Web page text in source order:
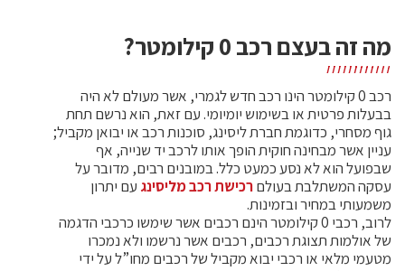
מה זה בעצם רכב 0 קילומטר?
רכב 0 קילומטר הינו רכב חדש לגמרי, אשר מעולם לא היה
בבעלות פרטית או בשימוש יומיומי. עם זאת, הוא נרשם תחת
גוף מסחרי, כדוגמת חברת ליסינג, סוכנות רכב או יבואן מקביל;
עניין אשר מבחינה חוקית הופך אותו לרכב יד שנייה, אף
שבפועל הוא לא נסע כמעט כלל. במובנים רבים, מדובר על
עסקה המשתלבת בעולםרכישת רכב מליסינג עם יתרון
משמעותי במחיר ובזמינות.
לרוב, רכבי 0 קילומטר הינם רכבים אשר שימשו כרכבי הדגמה
של אולמות תצוגת רכבים, רכבים אשר נרשמו ולא נמכרו
מטעמי מלאי או רכבי יבוא מקביל של רכבים מחו”ל על ידי